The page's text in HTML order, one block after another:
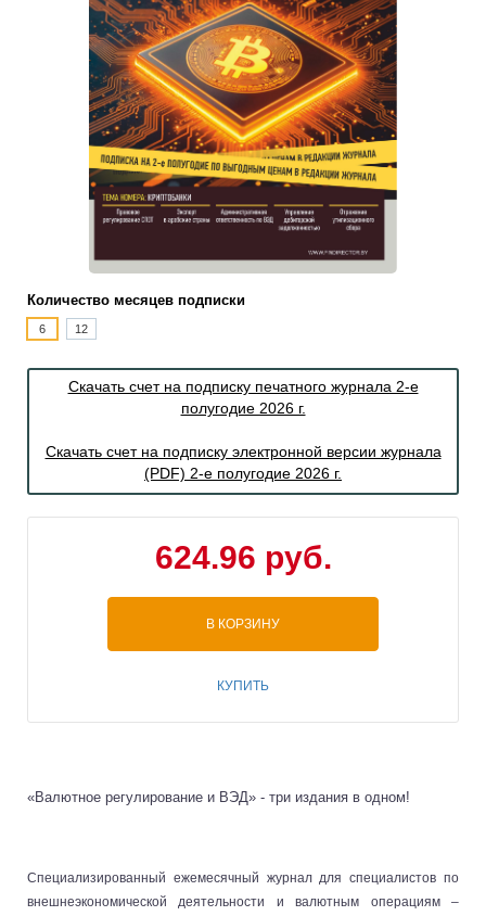
Количество месяцев подписки
6 12
Скачать счет на подписку печатного журнала 2-е
полугодие 2026 г.
Скачать счет на подписку электронной версии журнала
(PDF) 2-е полугодие 2026 г.
624.96 руб.
В КОРЗИНУ
КУПИТЬ
«Валютное регулирование и ВЭД» - три издания в одном!
Специализированный ежемесячный журнал для специалистов по
внешнеэкономической деятельности и валютным операциям –